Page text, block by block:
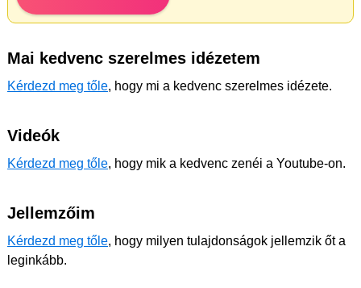
Mai kedvenc szerelmes idézetem
Kérdezd meg tőle, hogy mi a kedvenc szerelmes idézete.
Videók
Kérdezd meg tőle, hogy mik a kedvenc zenéi a Youtube-on.
Jellemzőim
Kérdezd meg tőle, hogy milyen tulajdonságok jellemzik őt a
leginkább.